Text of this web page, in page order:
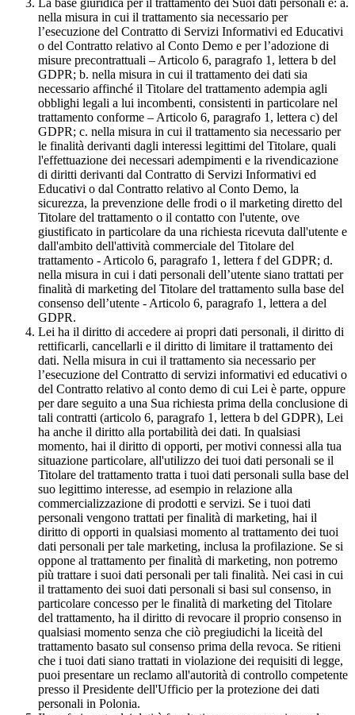
La base giuridica per il trattamento dei Suoi dati personali è: a.
nella misura in cui il trattamento sia necessario per
l’esecuzione del Contratto di Servizi Informativi ed Educativi
o del Contratto relativo al Conto Demo e per l’adozione di
misure precontrattuali – Articolo 6, paragrafo 1, lettera b del
GDPR; b. nella misura in cui il trattamento dei dati sia
necessario affinché il Titolare del trattamento adempia agli
obblighi legali a lui incombenti, consistenti in particolare nel
trattamento conforme – Articolo 6, paragrafo 1, lettera c) del
GDPR; c. nella misura in cui il trattamento sia necessario per
le finalità derivanti dagli interessi legittimi del Titolare, quali
l'effettuazione dei necessari adempimenti e la rivendicazione
di diritti derivanti dal Contratto di Servizi Informativi ed
Educativi o dal Contratto relativo al Conto Demo, la
sicurezza, la prevenzione delle frodi o il marketing diretto del
Titolare del trattamento o il contatto con l'utente, ove
giustificato in particolare da una richiesta ricevuta dall'utente e
dall'ambito dell'attività commerciale del Titolare del
trattamento - Articolo 6, paragrafo 1, lettera f del GDPR; d.
nella misura in cui i dati personali dell’utente siano trattati per
finalità di marketing del Titolare del trattamento sulla base del
consenso dell’utente - Articolo 6, paragrafo 1, lettera a del
GDPR.
Lei ha il diritto di accedere ai propri dati personali, il diritto di
rettificarli, cancellarli e il diritto di limitare il trattamento dei
dati. Nella misura in cui il trattamento sia necessario per
l’esecuzione del Contratto di servizi informativi ed educativi o
del Contratto relativo al conto demo di cui Lei è parte, oppure
per dare seguito a una Sua richiesta prima della conclusione di
tali contratti (articolo 6, paragrafo 1, lettera b del GDPR), Lei
ha anche il diritto alla portabilità dei dati. In qualsiasi
momento, hai il diritto di opporti, per motivi connessi alla tua
situazione particolare, all'utilizzo dei tuoi dati personali se il
Titolare del trattamento tratta i tuoi dati personali sulla base del
suo legittimo interesse, ad esempio in relazione alla
commercializzazione di prodotti e servizi. Se i tuoi dati
personali vengono trattati per finalità di marketing, hai il
diritto di opporti in qualsiasi momento al trattamento dei tuoi
dati personali per tale marketing, inclusa la profilazione. Se si
oppone al trattamento per finalità di marketing, non potremo
più trattare i suoi dati personali per tali finalità. Nei casi in cui
il trattamento dei suoi dati personali si basi sul consenso, in
particolare concesso per le finalità di marketing del Titolare
del trattamento, ha il diritto di revocare il proprio consenso in
qualsiasi momento senza che ciò pregiudichi la liceità del
trattamento basato sul consenso prima della revoca. Se ritieni
che i tuoi dati siano trattati in violazione dei requisiti di legge,
puoi presentare un reclamo all'autorità di controllo competente
presso il Presidente dell'Ufficio per la protezione dei dati
personali in Polonia.